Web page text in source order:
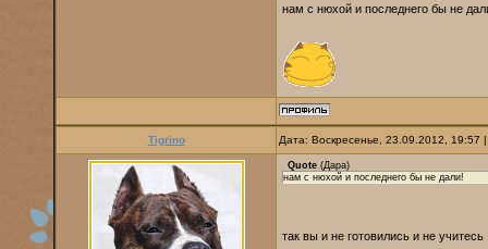
нам с нюхой и последнего бы не
Tigrino Дата: Воскресенье, 23.09.2012,
Quote (Дара)
нам с нюхой и последнего бы не дали!
так вы и не готовились и не учитесь